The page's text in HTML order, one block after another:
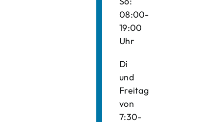
08:00-
19:00
Uhr
Di
und
Freitag
von
7:30-